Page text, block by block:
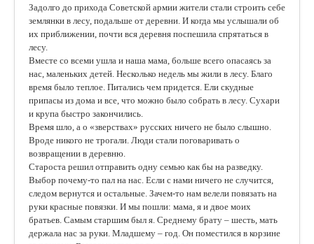
Задолго до прихода Советской армии жители стали строить себе
землянки в лесу, подальше от деревни. И когда мы услышали об
их приближении, почти вся деревня поспешила спрятаться в
лесу.
Вместе со всеми ушла и наша мама, больше всего опасаясь за
нас, маленьких детей. Несколько недель мы жили в лесу. Благо
время было теплое. Питались чем придется. Ели скудные
припасы из дома и все, что можно было собрать в лесу. Сухари
и крупа быстро закончились.
Время шло, а о «зверствах» русских ничего не было слышно.
Вроде никого не трогали. Люди стали поговаривать о
возвращении в деревню.
Староста решил отправить одну семью как бы на разведку.
Выбор почему-то пал на нас. Если с нами ничего не случится,
следом вернутся и остальные. Зачем-то нам велели повязать на
руки красные повязки. И мы пошли: мама, я и двое моих
братьев. Самым старшим был я. Среднему брату – шесть, мать
держала нас за руки. Младшему – год. Он поместился в корзине